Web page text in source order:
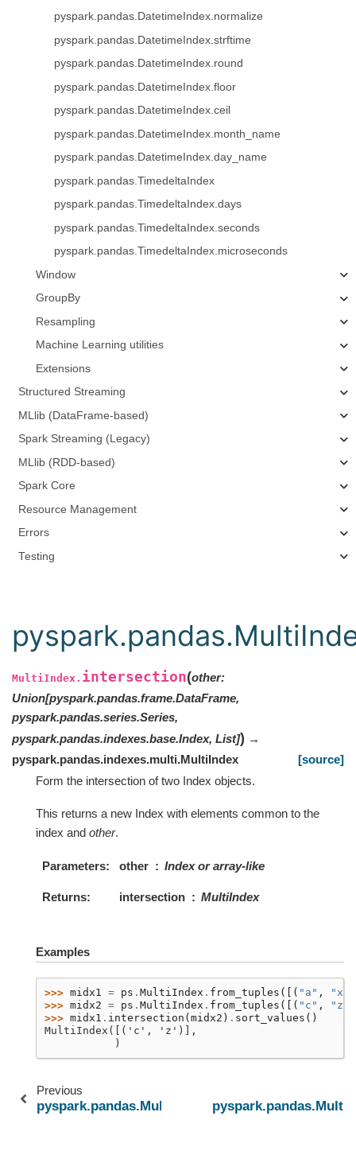
pyspark.pandas.DatetimeIndex.normalize
pyspark.pandas.DatetimeIndex.strftime
pyspark.pandas.DatetimeIndex.round
pyspark.pandas.DatetimeIndex.floor
pyspark.pandas.DatetimeIndex.ceil
pyspark.pandas.DatetimeIndex.month_name
pyspark.pandas.DatetimeIndex.day_name
pyspark.pandas.TimedeltaIndex
pyspark.pandas.TimedeltaIndex.days
pyspark.pandas.TimedeltaIndex.seconds
pyspark.pandas.TimedeltaIndex.microseconds
Window
GroupBy
Resampling
Machine Learning utilities
Extensions
Structured Streaming
MLlib (DataFrame-based)
Spark Streaming (Legacy)
MLlib (RDD-based)
Spark Core
Resource Management
Errors
Testing
MultiIndex. intersection(other:
Union[pyspark.pandas.frame.DataFrame,
pyspark.pandas.series.Series,
pyspark.pandas.indexes.base.Index, List]) →
pyspark.pandas.indexes.multi.MultiIndex
[source]
Form the intersection of two Index objects.
This returns a new Index with elements common to the
index and other.
Parameters other Index or array-like
Returns intersection MultiIndex
Examples
>>> midx1 = ps . MultiIndex . from_tuples ([( "a" , "x"
>>> midx2 = ps . MultiIndex . from_tuples ([( "c" , "z"
>>> midx1 . intersection ( midx2 ) . sort_values ()
MultiIndex([('c', 'z')],
           )
Previous
pyspark.pandas.MultiIndex.append